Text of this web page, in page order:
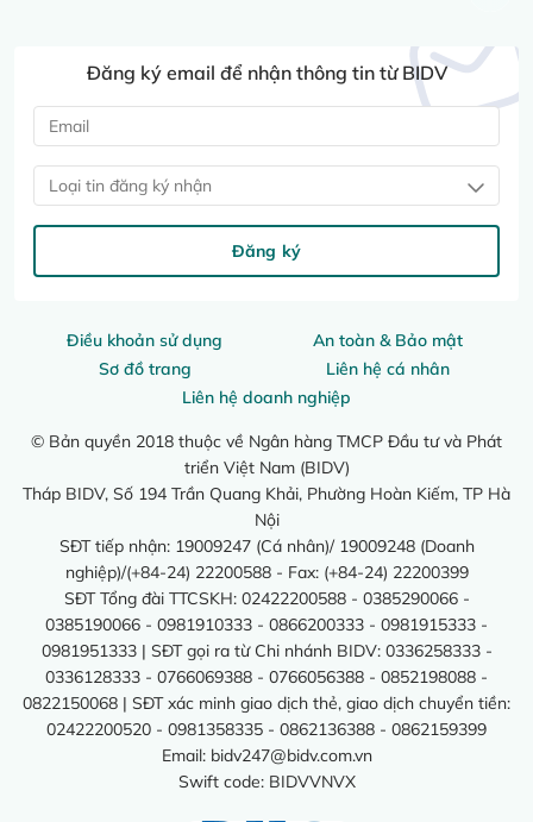
Điều khoản sử dụng
An toàn & Bảo mật
Sơ đồ trang
Liên hệ cá nhân
Liên hệ doanh nghiệp
© Bản quyền 2018 thuộc về Ngân hàng TMCP Đầu tư và Phát
triển Việt Nam (BIDV)
Tháp BIDV, Số 194 Trần Quang Khải, Phường Hoàn Kiếm, TP Hà
Nội
SĐT tiếp nhận: 19009247 (Cá nhân)/ 19009248 (Doanh
nghiệp)/(+84-24) 22200588 - Fax: (+84-24) 22200399
SĐT Tổng đài TTCSKH: 02422200588 - 0385290066 -
0385190066 - 0981910333 - 0866200333 - 0981915333 -
0981951333 | SĐT gọi ra từ Chi nhánh BIDV: 0336258333 -
0336128333 - 0766069388 - 0766056388 - 0852198088 -
0822150068 | SĐT xác minh giao dịch thẻ, giao dịch chuyển tiền:
02422200520 - 0981358335 - 0862136388 - 0862159399
Email: bidv247@bidv.com.vn
Swift code: BIDVVNVX
Đăng ký email để nhận thông tin từ BIDV
Loại tin đăng ký nhận
Đăng ký